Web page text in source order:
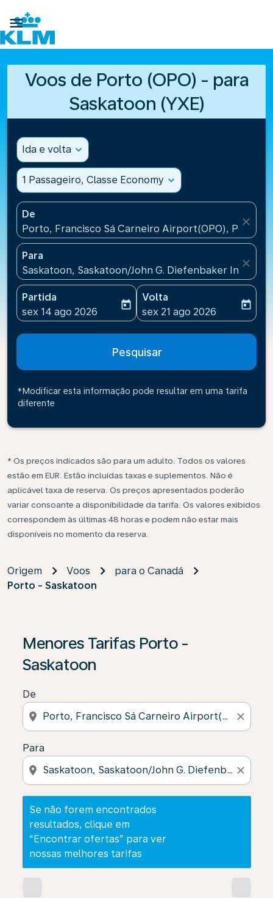

Voos de Porto (OPO) - para
Saskatoon (YXE)
Ida e volta expand_more
1 Passageiro, Classe Economy expand_more
De
Porto, Francisco Sá Carneiro Airport(OPO), Portugal
close
Para
Saskatoon, Saskatoon/John G. Diefenbaker
close
Partida
fc-booking-departure-date-aria-label
sex 14 ago 2026
today
Volta
fc-booking-return-date-
sex 21 ago 2026
today
Pesquisar
*Modificar esta informação pode resultar em uma tarifa
diferente
* Os preços indicados são para um adulto. Todos os valores
estão em EUR. Estão incluídas taxas e suplementos. Não é
aplicável taxa de reserva. Os preços apresentados poderão
variar consoante a disponibilidade da tarifa. Os valores exibidos
correspondem às últimas 48 horas e podem não estar mais
disponíveis no momento da reserva.
Origem Voos
para o Canadá
Porto - Saskatoon
Menores Tarifas Porto -
Saskatoon
De
location_on close
Para
location_on close
Se não forem encontrados
resultados, clique em
“Encontrar ofertas” para ver
nossas melhores tarifas
Se não forem encontrados resultados, clique em